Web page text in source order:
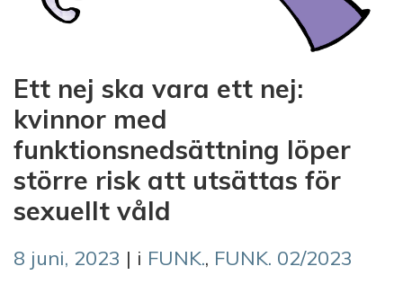
Ett nej ska vara ett nej:
kvinnor med
funktionsnedsättning löper
större risk att utsättas för
sexuellt våld
8 juni, 2023 | i FUNK., FUNK. 02/2023